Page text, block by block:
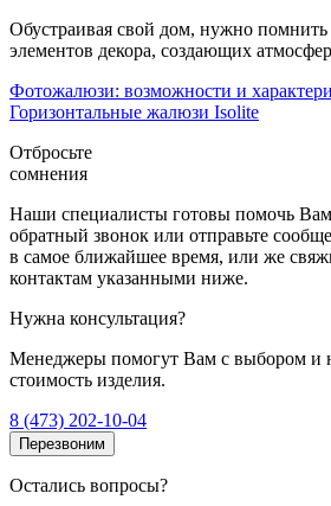
Обустраивая свой дом, нужно помнить
элементов декора, создающих
Фотожалюзи: возможности и
Горизонтальные жалюзи Isolite
Отбросьте
сомнения
Наши специалисты готовы помочь
обратный звонок или отправьте
в самое ближайшее время, или же
контактам указанными ниже.
Нужна консультация?
Менеджеры помогут Вам с выбором и
стоимость изделия.
8 (473) 202-10-04
Перезвоним
Остались вопросы?